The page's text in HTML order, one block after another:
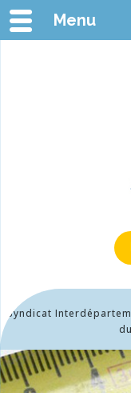
Syndicat
Menu